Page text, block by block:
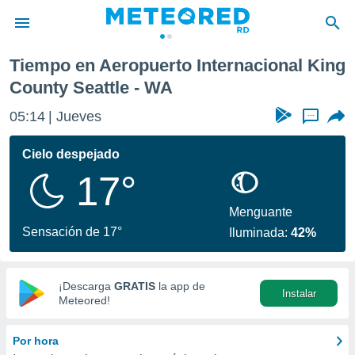
de
para
que se
calidad.
las
y
forma
basada
Tiempo en Aeropuerto Internacional King
County Seattle - WA
05:14 Jueves ...
Cielo despejado
17°
Sensación de 17°
Menguante
Iluminada:42%
¡Descarga GRATIS la app de
Meteored!
Instalar
Por hora